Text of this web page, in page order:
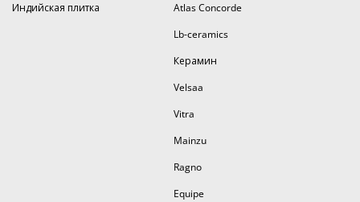
Индийская плитка
Atlas Concorde
Lb-ceramics
Керамин
Velsaa
Vitra
Mainzu
Ragno
Equipe